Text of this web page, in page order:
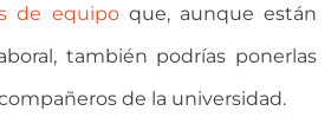
de equipoque, aunque están
también podrías ponerlas
de la universidad.